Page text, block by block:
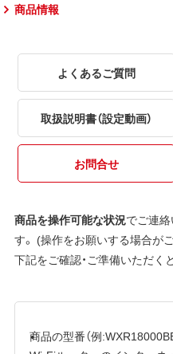
商品情報
よくあるご質問
取扱説明書（設定動画）
お問合せ
商品を操作可能な状況でご連
す。 (操作をお願いする場合が
下記をご確認・ご準備いただく
商品の型番（例